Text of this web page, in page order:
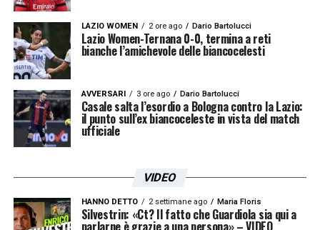
LAZIO WOMEN 2 ore ago Dario Bartolucci
Lazio Women-Ternana 0-0, termina a reti
bianche l’amichevole delle biancocelesti
AVVERSARI 3 ore ago Dario Bartolucci
Casale salta l’esordio a Bologna contro la Lazio:
il punto sull’ex biancoceleste in vista del match
ufficiale
VIDEO
HANNO DETTO 2 settimane ago Maria Floris
Silvestrin: «Ct? Il fatto che Guardiola sia qui a
parlarne è grazie a una persona» – VIDEO